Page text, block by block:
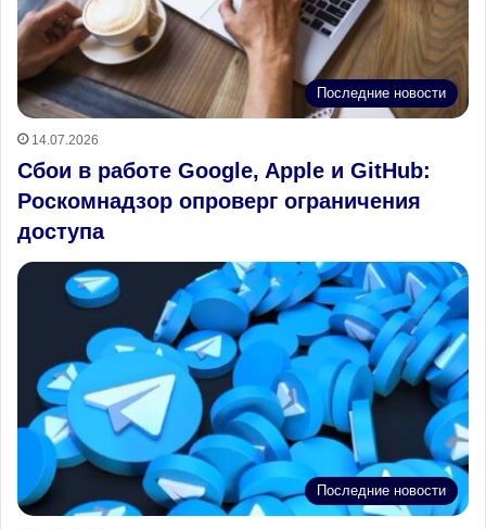
Последние новости
14.07.2026
Сбои в работе Google, Apple и GitHub:
Роскомнадзор опроверг ограничения
доступа
Последние новости